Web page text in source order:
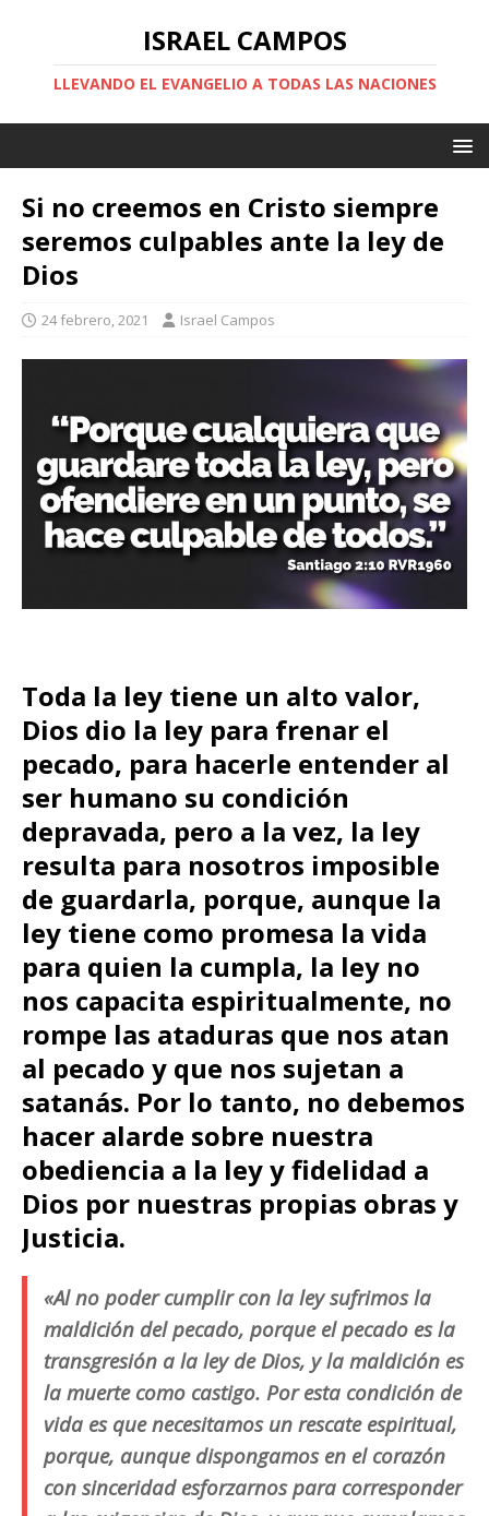
ISRAEL CAMPOS
LLEVANDO EL EVANGELIO A TODAS LAS NACIONES
Si no creemos en Cristo siempre
seremos culpables ante la ley de
Dios
24 febrero, 2021 Israel Campos
Toda la ley tiene un alto valor,
Dios dio la ley para frenar el
pecado, para hacerle entender al
ser humano su condición
depravada, pero a la vez, la ley
resulta para nosotros imposible
de guardarla, porque, aunque la
ley tiene como promesa la vida
para quien la cumpla, la ley no
nos capacita espiritualmente, no
rompe las ataduras que nos atan
al pecado y que nos sujetan a
satanás. Por lo tanto, no debemos
hacer alarde sobre nuestra
obediencia a la ley y fidelidad a
Dios por nuestras propias obras y
Justicia.
«Al no poder cumplir con la ley sufrimos la
maldición del pecado, porque el pecado es la
transgresión a la ley de Dios, y la maldición es
la muerte como castigo. Por esta condición de
vida es que necesitamos un rescate espiritual,
porque, aunque dispongamos en el corazón
con sinceridad esforzarnos para corresponder